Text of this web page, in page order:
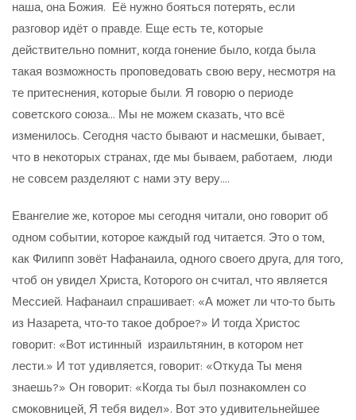
наша, она Божия. Её нужно бояться потерять, если
разговор идёт о правде. Еще есть те, которые
действительно помнит, когда гонение было, когда была
такая возможность проповедовать свою веру, несмотря на
те притеснения, которые были. Я говорю о периоде
советского союза… Мы не можем сказать, что всё
изменилось. Сегодня часто бывают и насмешки, бывает,
что в некоторых странах, где мы бываем, работаем, люди
не совсем разделяют с нами эту веру….
Евангелие же, которое мы сегодня читали, оно говорит об
одном событии, которое каждый год читается. Это о том,
как Филипп зовёт Нафанаила, одного своего друга, для того,
чтоб он увидел Христа, Которого он считал, что является
Мессией. Нафанаил спрашивает: «А может ли что-то быть
из Назарета, что-то такое доброе?» И тогда Христос
говорит: «Вот истинный израильтянин, в котором нет
лести.» И тот удивляется, говорит: «Откуда Ты меня
знаешь?» Он говорит: «Когда ты был познакомлен со
смоковницей, Я тебя видел». Вот это удивительнейшее